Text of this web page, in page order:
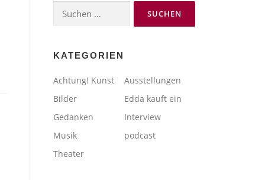
Suchen
nach:
KATEGORIEN
Achtung! Kunst
Ausstellungen
Bilder
Edda kauft ein
Gedanken
Interview
Musik
podcast
Theater